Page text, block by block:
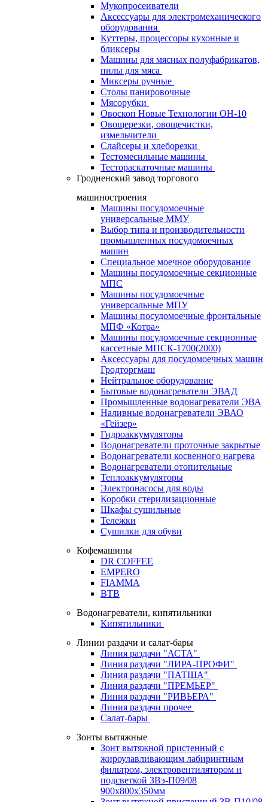
Мукопросеиватели
Аксессуары для электромеханического
оборудования
Куттеры, процессоры кухонные и
бликсеры
Машины для мясных полуфабрикатов,
пилы для мяса
Миксеры ручные
Столы панировочные
Мясорубки
Овоскоп Новые Технологии ОН-10
Овощерезки, овощечистки,
измельчители
Слайсеры и хлеборезки
Тестомесильные машины
Тестораскаточные машины
Гродненский завод торгового
машиностроения
Машины посудомоечные
универсальные ММУ
Выбор типа и производительности
промышленных посудомоечных
машин
Специальное моечное оборудование
Машины посудомоечные секционные
МПС
Машины посудомоечные
универсальные МПУ
Машины посудомоечные фронтальные
МПФ «Котра»
Машины посудомоечные секционные
кассетные МПСК-1700(2000)
Аксессуары для посудомоечных машин
Гродторгмаш
Нейтральное оборудование
Бытовые водонагреватели ЭВАД
Промышленные водонагреватели ЭВА
Наливные водонагреватели ЭВАО
«Гейзер»
Гидроаккумуляторы
Водонагреватели проточные закрытые
Водонагреватели косвенного нагрева
Водонагреватели отопительные
Теплоаккумуляторы
Электронасосы для воды
Коробки стерилизационные
Шкафы сушильные
Тележки
Сушилки для обуви
Кофемашины
DR COFFEE
EMPERO
FIAMMA
BTB
Водонагреватели, кипятильники
Кипятильники
Линии раздачи и салат-бары
Линия раздачи "АСТА"
Линия раздачи "ЛИРА-ПРОФИ"
Линия раздачи "ПАТША"
Линия раздачи "ПРЕМЬЕР"
Линия раздачи "РИВЬЕРА"
Линия раздачи прочее
Салат-бары
Зонты вытяжные
Зонт вытяжной пристенный с
жироулавливающим лабиринтным
фильтром, электровентилятором и
подсветкой ЗВэ-П09/08
900х800х350мм